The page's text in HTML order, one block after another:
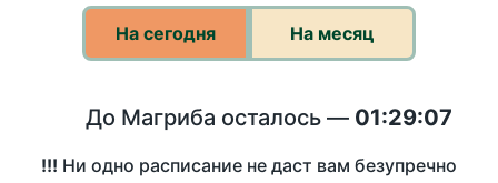
На сегодня На месяц
До Магриба осталось — 01:29:07
!!! Ни одно расписание не даст вам безупречно